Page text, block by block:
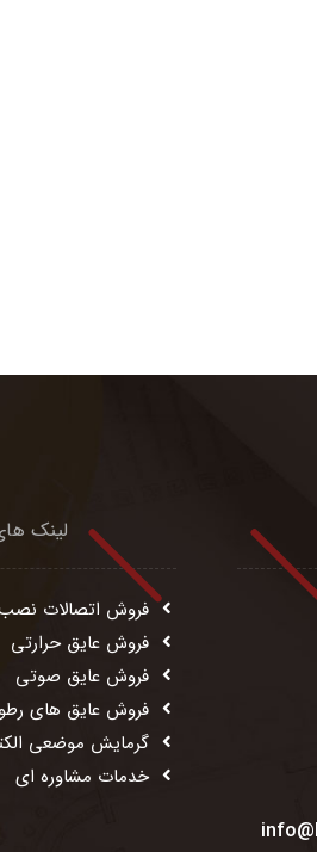
لینک
فروش اتصالات
فروش عایق حرارتی
فروش عایق صوتی
فروش عایق های
گرمایش موضعی
خدمات مشاوره ای